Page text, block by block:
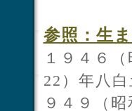
参照：生
１９４６
22）年八
９４９（